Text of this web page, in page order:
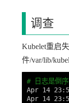
调查
Kubelet重启
件/var/lib/
# 日志是倒
Apr 14
Apr 14